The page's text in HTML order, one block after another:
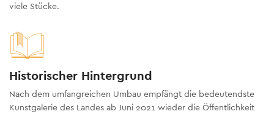
viele Stücke.
Historischer Hintergrund
Nach dem umfangreichen Umbau empfängt die bedeutendste
Kunstgalerie des Landes ab Juni 2021 wieder die Öffentlichkeit